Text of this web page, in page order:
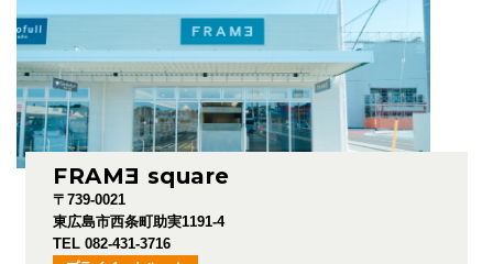
FRAME square
〒739-0021
東広島市西条町助実1191-4
TEL 082-431-3716